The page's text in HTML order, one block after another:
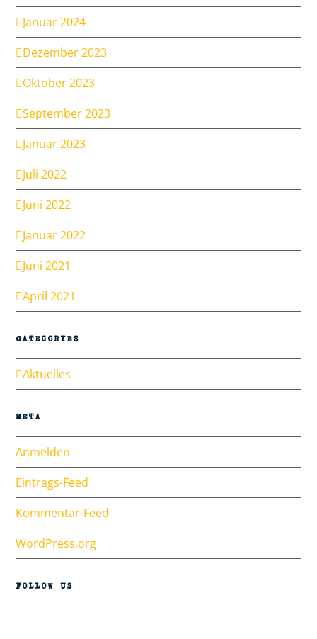
Januar 2024
Dezember 2023
Oktober 2023
September 2023
Januar 2023
Juli 2022
Juni 2022
Januar 2022
Juni 2021
April 2021
CATEGORIES
Aktuelles
META
Anmelden
Eintrags-Feed
Kommentar-Feed
WordPress.org
FOLLOW US